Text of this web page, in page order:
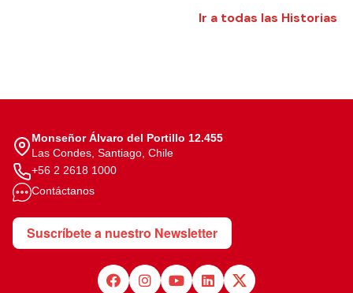
Ir a todas las Historias
Monseñor Álvaro del Portillo 12.455
Las Condes, Santiago, Chile
+56 2 2618 1000
Contáctanos
Suscríbete a nuestro Newsletter